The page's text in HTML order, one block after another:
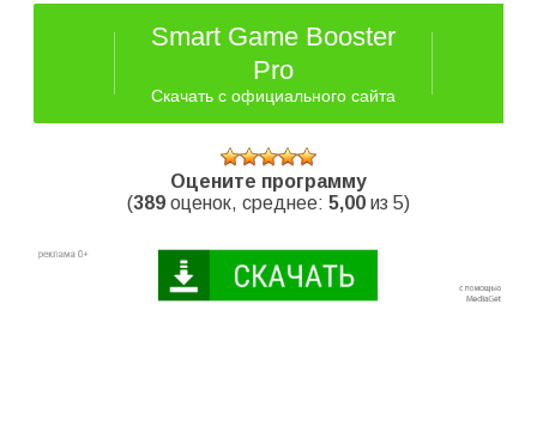
Smart Game Booster
Pro
Скачать с официального сайта
Оцените программу
(389 оценок, среднее: 5,00 из 5)